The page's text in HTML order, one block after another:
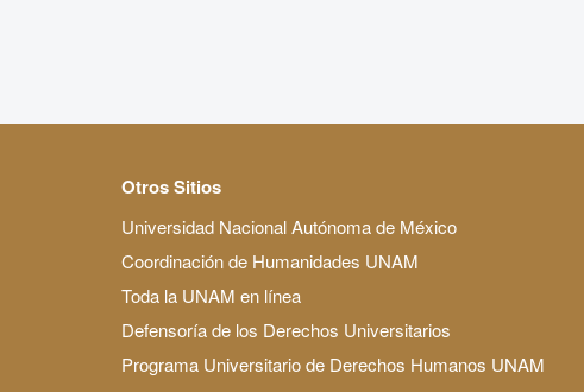
Otros Sitios
Universidad Nacional Autónoma de México
Coordinación de Humanidades UNAM
Toda la UNAM en línea
Defensoría de los Derechos Universitarios
Programa Universitario de Derechos Humanos UNAM